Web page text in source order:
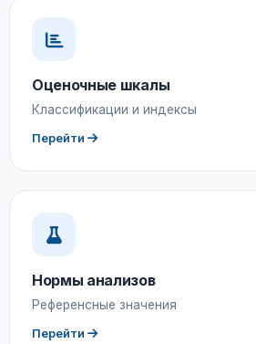
Оценочные шкалы
Классификации и индексы
Перейти
Нормы анализов
Референсные значения
Перейти